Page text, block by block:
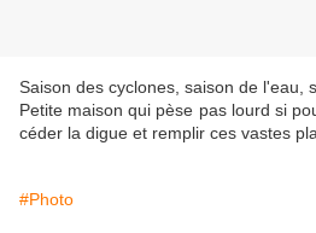
Saison des cyclones, saison de l'eau,
Petite maison qui pèse pas lourd si
céder la digue et remplir ces vastes
#Photo